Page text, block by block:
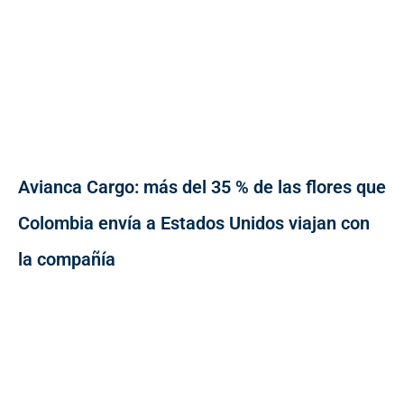
Avianca Cargo: más del 35 % de las flores que
Colombia envía a Estados Unidos viajan con
la compañía